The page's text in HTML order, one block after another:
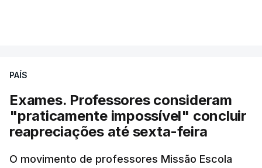
PAÍS
Exames. Professores consideram
"praticamente impossível" concluir
reapreciações até sexta-feira
O movimento de professores Missão Escola